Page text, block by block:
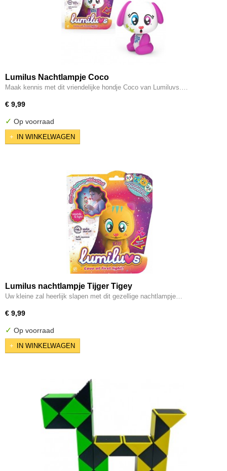
Lumilus Nachtlampje Coco
Maak kennis met dit vriendelijke hondje Coco van Lumiluvs.…
€ 9,99
✓ Op voorraad
IN WINKELWAGEN
Lumilus nachtlampje Tijger Tigey
Uw kleine zal heerlijk slapen met dit gezellige nachtlampje…
€ 9,99
✓ Op voorraad
IN WINKELWAGEN